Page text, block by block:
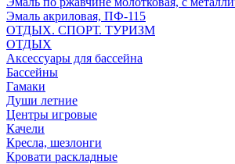
Эмаль акриловая, ПФ-115
ОТДЫХ. СПОРТ. ТУРИЗМ
ОТДЫХ
Аксессуары для бассейна
Бассейны
Гамаки
Души летние
Центры игровые
Качели
Кресла, шезлонги
Кровати раскладные